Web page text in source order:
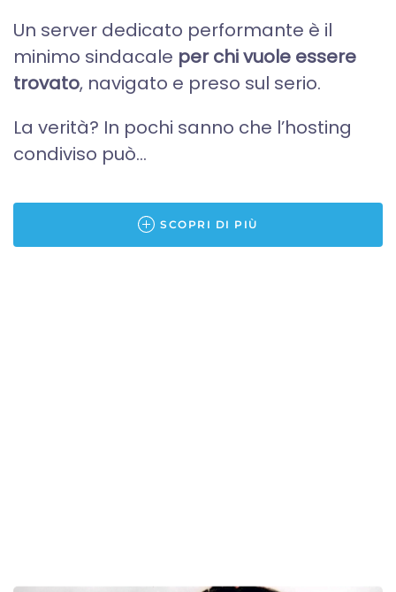
Un server dedicato performante è il
minimo sindacale per chi vuole essere
trovato, navigato e preso sul serio.
La verità? In pochi sanno che l’hosting
condiviso può...
SCOPRI DI PIÙ